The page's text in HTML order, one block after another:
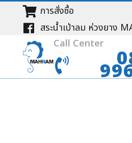
การสั่งซื้อ
สระน้ำเป่าลม ห่วงยาง
Call Center